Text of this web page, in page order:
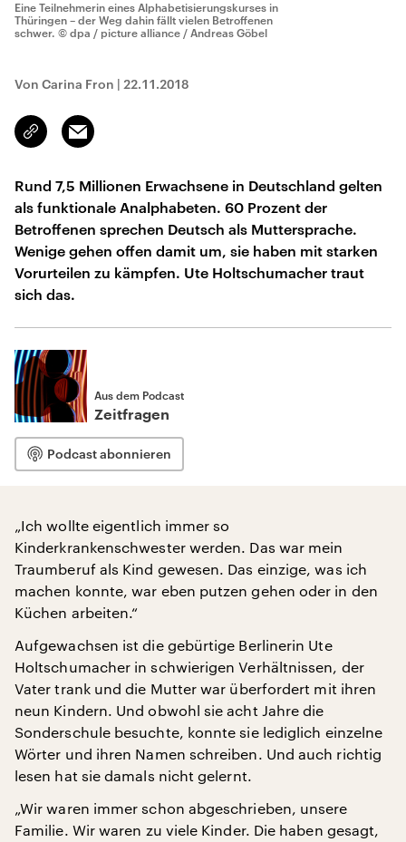
Eine Teilnehmerin eines Alphabetisierungskurses in
Thüringen – der Weg dahin fällt vielen Betroffenen
schwer. © dpa / picture alliance / Andreas Göbel
Von Carina Fron | 22.11.2018
Link
kopieren/teilen
Email
Rund 7,5 Millionen Erwachsene in Deutschland gelten
als funktionale Analphabeten. 60 Prozent der
Betroffenen sprechen Deutsch als Muttersprache.
Wenige gehen offen damit um, sie haben mit starken
Vorurteilen zu kämpfen. Ute Holtschumacher traut
sich das.
Aus dem Podcast
Zeitfragen
Podcast abonnieren
„Ich wollte eigentlich immer so
Kinderkrankenschwester werden. Das war mein
Traumberuf als Kind gewesen. Das einzige, was ich
machen konnte, war eben putzen gehen oder in den
Küchen arbeiten.“
Aufgewachsen ist die gebürtige Berlinerin Ute
Holtschumacher in schwierigen Verhältnissen, der
Vater trank und die Mutter war überfordert mit ihren
neun Kindern. Und obwohl sie acht Jahre die
Sonderschule besuchte, konnte sie lediglich einzelne
Wörter und ihren Namen schreiben. Und auch richtig
lesen hat sie damals nicht gelernt.
„Wir waren immer schon abgeschrieben, unsere
Familie. Wir waren zu viele Kinder. Die haben gesagt,